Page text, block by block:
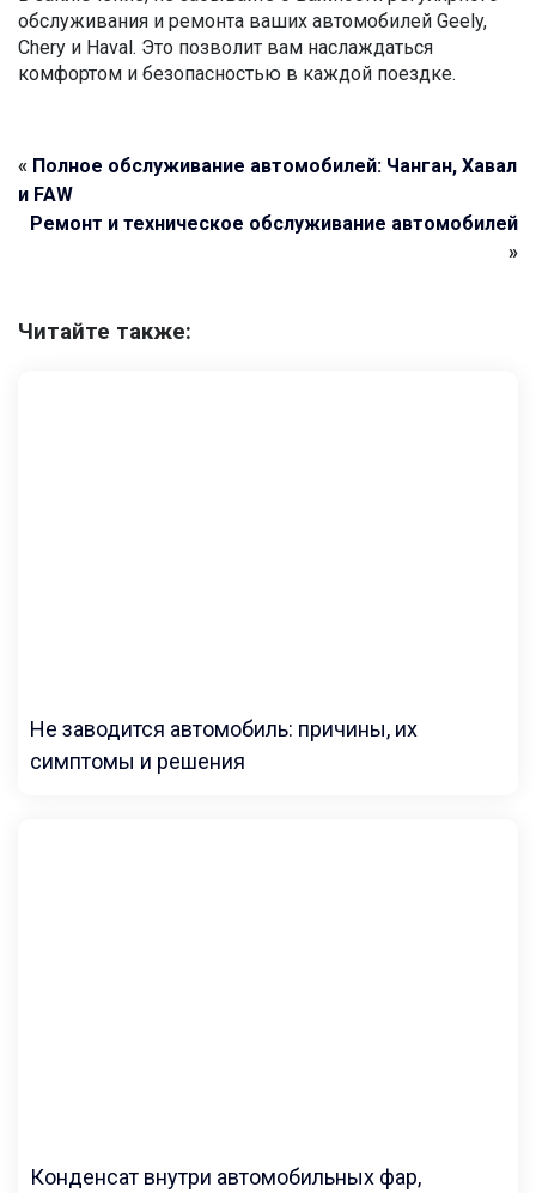
обслуживания и ремонта ваших автомобилей Geely,
Chery и Haval. Это позволит вам наслаждаться
комфортом и безопасностью в каждой поездке.
« Полное обслуживание автомобилей: Чанган, Хавал
и FAW
Ремонт и техническое обслуживание автомобилей
»
Читайте также:
Не заводится автомобиль: причины, их
симптомы и решения
Конденсат внутри автомобильных фар,